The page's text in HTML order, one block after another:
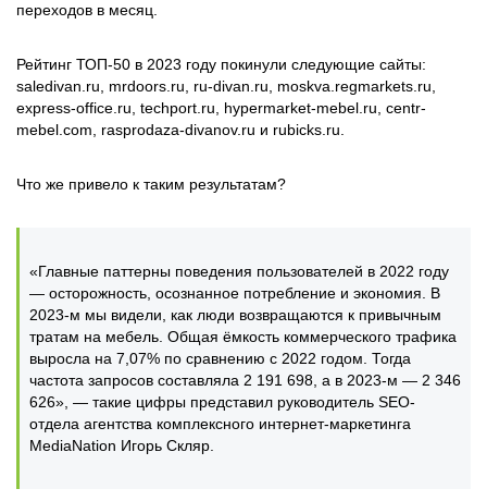
переходов в месяц.
Рейтинг ТОП-50 в 2023 году покинули следующие сайты:
saledivan.ru, mrdoors.ru, ru-divan.ru, moskva.regmarkets.ru,
express-office.ru, techport.ru, hypermarket-mebel.ru, centr-
mebel.com, rasprodaza-divanov.ru и rubicks.ru.
Что же привело к таким результатам?
«Главные паттерны поведения пользователей в 2022 году
— осторожность, осознанное потребление и экономия. В
2023-м мы видели, как люди возвращаются к привычным
тратам на мебель. Общая ёмкость коммерческого трафика
выросла на 7,07% по сравнению с 2022 годом. Тогда
частота запросов составляла 2 191 698, а в 2023-м — 2 346
626», — такие цифры представил руководитель SEO-
отдела агентства комплексного интернет-маркетинга
MediaNation Игорь Скляр.